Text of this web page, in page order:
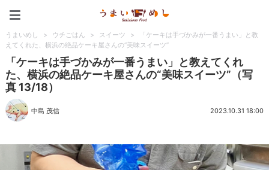
うまいめし > ウチごはん > スイーツ >
「ケーキは手づかみが一番うまい」と教
えてくれた、横浜の絶品ケーキ屋さんの“美味スイーツ”
「ケーキは手づかみが一番うまい」と教えてくれ
た、横浜の絶品ケーキ屋さんの“美味スイーツ”（写
真 13/18）
中島 茂信 2023.10.31 18:00